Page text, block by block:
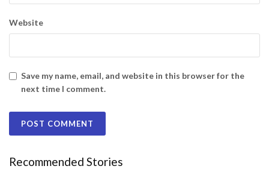
Website
Save my name, email, and website in this browser for the
next time I comment.
Recommended Stories